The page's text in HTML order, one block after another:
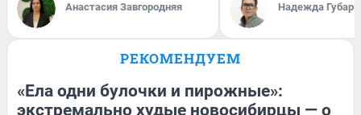
Анастасия Завгородняя Надежда Губарь
РЕКОМЕНДУЕМ
«Ела одни булочки и пирожные»:
экстремально худые новосибирцы — о